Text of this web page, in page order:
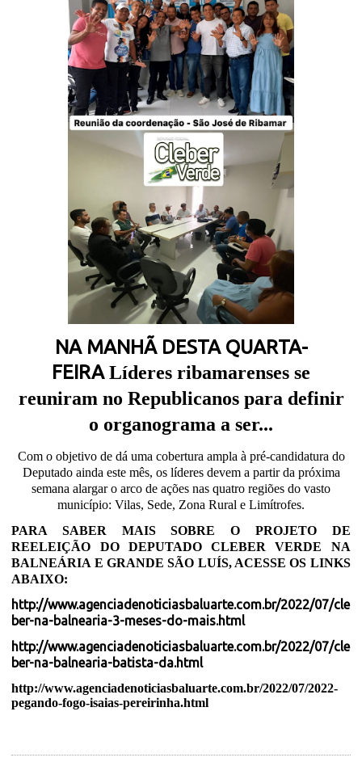
NA MANHÃ DESTA QUARTA-
FEIRALíderes ribamarenses se
reuniram no Republicanos para definir
o organograma a ser...
Com o objetivo de dá uma cobertura ampla à pré-candidatura do
Deputado ainda este mês, os líderes devem a partir da próxima
semana alargar o arco de ações nas quatro regiões do vasto
município: Vilas, Sede, Zona Rural e Limítrofes.
PARA SABER MAIS SOBRE O PROJETO DE
REELEIÇÃO DO DEPUTADO CLEBER VERDE NA
BALNEÁRIA E GRANDE SÃO LUÍS, ACESSE OS LINKS
ABAIXO:
http://www.agenciadenoticiasbaluarte.com.br/2022/07/cle
ber-na-balnearia-3-meses-do-mais.html
http://www.agenciadenoticiasbaluarte.com.br/2022/07/cle
ber-na-balnearia-batista-da.html
http://www.agenciadenoticiasbaluarte.com.br/2022/07/2022-
pegando-fogo-isaias-pereirinha.html